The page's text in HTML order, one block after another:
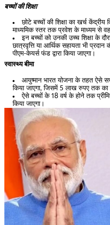
बच्चों की शिक्षा
छोटे बच्चों की शिक्षा का खर्च
माध्यमिक स्तर तक प्रवेश के माध्यम से
इन बच्चों को उनकी उच्च शिक्षा के
छात्रवृत्ति या आर्थिक सहायता भी
पीएम-केयर्स फंड द्वारा किया जाएगा।
स्वास्थ्य बीमा
आयुष्मान भारत योजना के तहत ऐसे
किया जाएगा, जिसमें 5 लाख रुपए तक का
ऐसे बच्चों के 18 वर्ष के होने तक
किया जाएगा।